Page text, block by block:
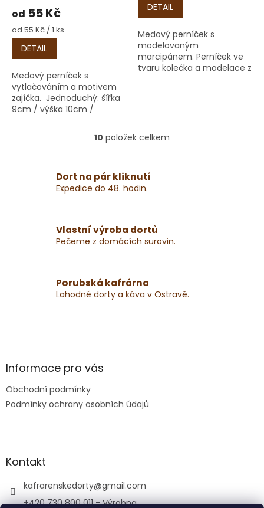
od 55 Kč
Měrná
cena:
od 55 Kč / 1 ks
DETAIL
Medový perníček s
vytlačováním a motivem
zajíčka. Jednoduchý: šířka
9cm / výška 10cm /
Lepený: šířka 9cm / výška
10cm / hloubka 2cm / váha
DETAIL
Medový perníček s
modelovaným
marcipánem. Perníček ve
tvaru kolečka a modelace z
O
á
d
p
r
v
ý
i
10 položek celkem
Dort na pár kliknutí
Expedice do 48. hodin.
Vlastní výroba dortů
Pečeme z domácích surovin.
Porubská kafrárna
Lahodné dorty a káva v Ostravě.
Z
aInformace pro vás
Obchodní podmínky
Podmínky ochrany osobních údajů
Kontakt
kafrarenskedorty@gmail.com
+420 730 800 011 - Výrobna